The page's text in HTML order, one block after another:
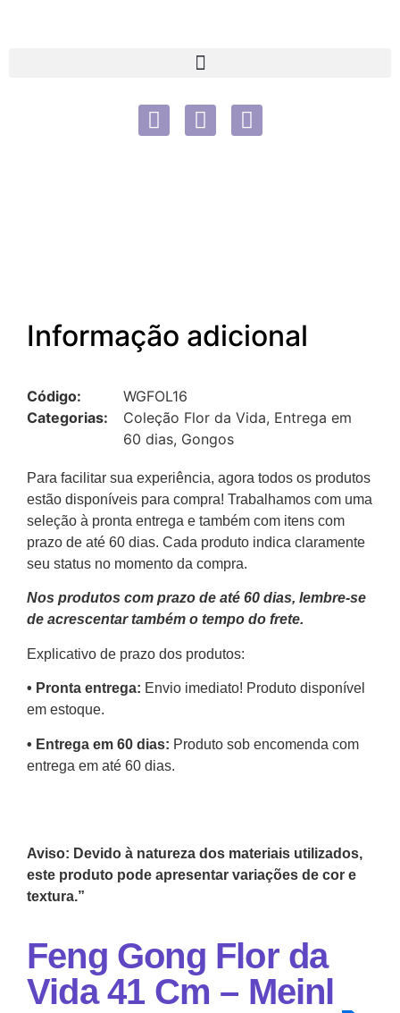
Informação adicional
Código:
WGFOL16
Categorias:
Coleção Flor da Vida, Entrega em
60 dias, Gongos
Para facilitar sua experiência, agora todos os produtos
estão disponíveis para compra! Trabalhamos com uma
seleção à pronta entrega e também com itens com
prazo de até 60 dias. Cada produto indica claramente
seu status no momento da compra.
Nos produtos com prazo de até 60 dias, lembre-se
de acrescentar também o tempo do frete.
Explicativo de prazo dos produtos:
•⁠ ⁠Pronta entrega: Envio imediato! Produto disponível
em estoque.
•⁠ Entrega em 60 dias: Produto sob encomenda com
entrega em até 60 dias.
Aviso: Devido à natureza dos materiais utilizados,
este produto pode apresentar variações de cor e
textura.”
Feng Gong Flor da
Vida 41 Cm – Meinl